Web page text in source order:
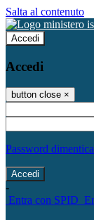
Salta al contenuto
Accedi
Accedi
button close ×
Password
-
Entra con SPID